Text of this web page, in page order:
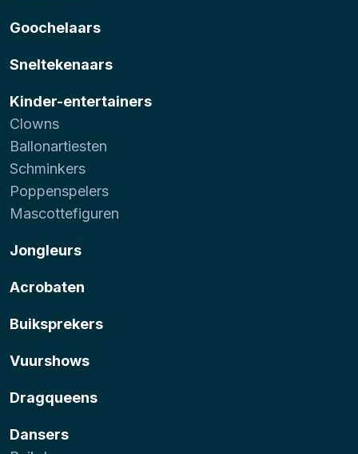
Goochelaars
Sneltekenaars
Kinder-entertainers
Clowns
Ballonartiesten
Schminkers
Poppenspelers
Mascottefiguren
Jongleurs
Acrobaten
Buiksprekers
Vuurshows
Dragqueens
Dansers